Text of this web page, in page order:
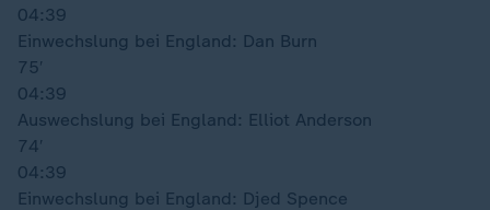
04:39
Einwechslung bei England: Dan Burn
75′
04:39
Auswechslung bei England: Elliot Anderson
74′
04:39
Einwechslung bei England: Djed Spence